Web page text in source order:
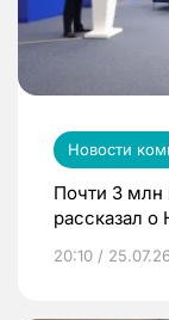
Новости
Почти 3
рассказал
20:10 / 25.07.26